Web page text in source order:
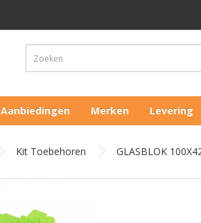
Aanbiedingen Merken Levering
Kit Toebehoren GLASBLOK